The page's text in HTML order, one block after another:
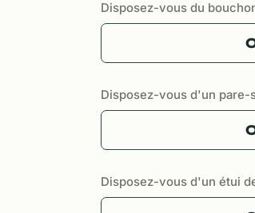
Disposez-vous du
Disposez-vous d'un pare-
Disposez-vous d'un étui